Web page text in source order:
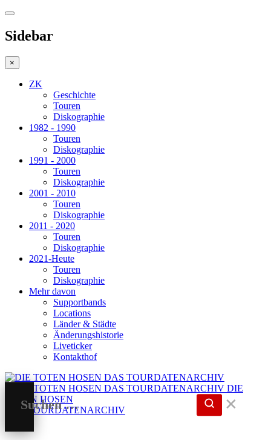
Sidebar
×
ZK
Geschichte
Touren
Diskographie
1982 - 1990
Touren
Diskographie
1991 - 2000
Touren
Diskographie
2001 - 2010
Touren
Diskographie
2011 - 2020
Touren
Diskographie
2021-Heute
Touren
Diskographie
Mehr davon
Supportbands
Locations
Länder & Städte
Änderungshistorie
Liveticker
Kontakthof
DIE
TOTEN HOSEN
DAS TOURDATENARCHIV
✕